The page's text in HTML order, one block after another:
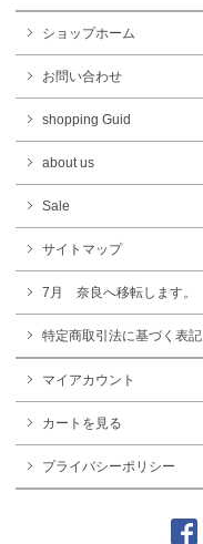
ショップホーム
お問い合わせ
shopping Guid
about us
Sale
サイトマップ
7月 奈良へ移転します。
特定商取引法に基づく表記
マイアカウント
カートを見る
プライバシーポリシー